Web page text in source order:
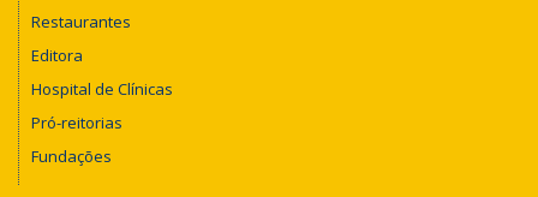
Restaurantes
Editora
Hospital de Clínicas
Pró-reitorias
Fundações